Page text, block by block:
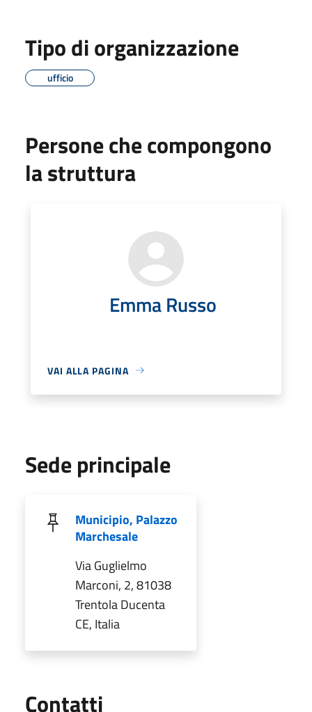
Tipo di organizzazione
ufficio
Persone che compongono
la struttura
Emma Russo
VAI ALLA PAGINA
Sede principale
Municipio, Palazzo
Marchesale
Via Guglielmo
Marconi, 2, 81038
Trentola Ducenta
CE, Italia
Contatti